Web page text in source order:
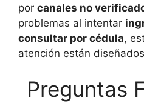
por canales no
problemas al intentar
consultar por cédula,
atención están
Preguntas